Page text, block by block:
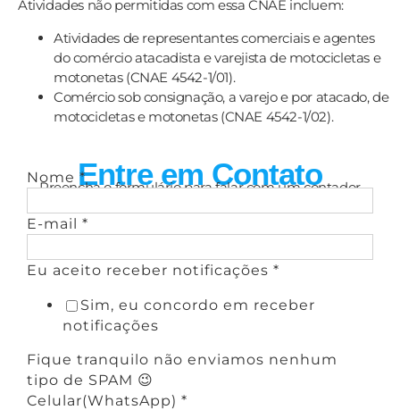
Atividades não permitidas com essa CNAE incluem:
Atividades de representantes comerciais e agentes
do comércio atacadista e varejista de motocicletas e
motonetas (CNAE 4542-1/01).
Comércio sob consignação, a varejo e por atacado, de
motocicletas e motonetas (CNAE 4542-1/02).
Entre em Contato
Preencha o formulário para falar com um contador
Nome *
E-mail *
Eu aceito receber notificações *
Sim, eu concordo em receber
notificações
Fique tranquilo não enviamos nenhum
tipo de SPAM 😉
Celular(WhatsApp) *